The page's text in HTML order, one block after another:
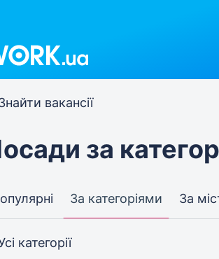
вакансії
за
За категоріями За
категорії